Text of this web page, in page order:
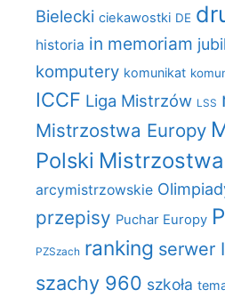
Bielecki ciekawostki DE
historia in memoriam
komputery komunikat
ICCF Liga Mistrzów LSS
Mistrzostwa Europy
Polski
arcymistrzowskie
przepisy Puchar Europy
PZSzach ranking serwer
szachy 960 szkoła